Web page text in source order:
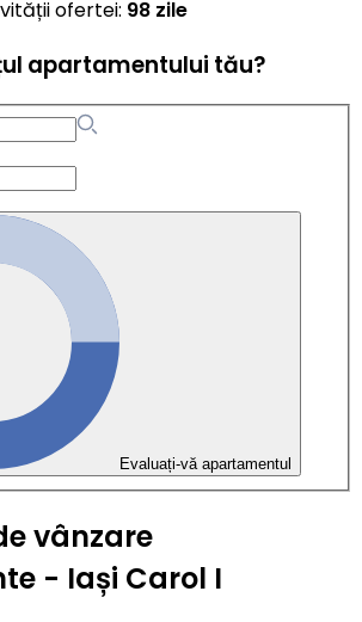
ofertei: 98 zile
apartamentului tău?
Evaluați-vă apartamentul
vânzare
- Iași Carol I